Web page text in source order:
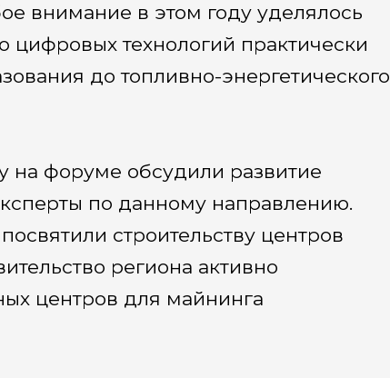
внимание в этом году уделялось
цифровых технологий практически
до топливно-энергетического
на форуме обсудили развитие
по данному направлению.
строительству центров
региона активно
центров для майнинга